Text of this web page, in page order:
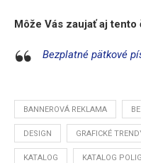
Môže Vás zaujať aj tento
Bezplatné pätkové
BANNEROVÁ REKLAMA
DESIGN GRAFICKÉ
KATALOG KATALOG